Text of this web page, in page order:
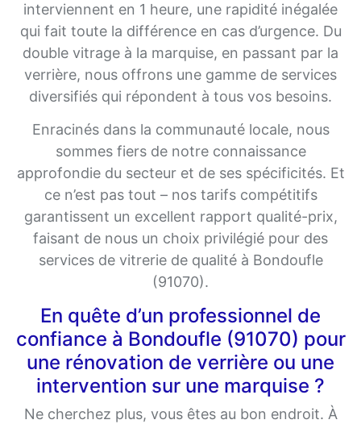
interviennent en 1 heure, une rapidité inégalée
qui fait toute la différence en cas d’urgence. Du
double vitrage à la marquise, en passant par la
verrière, nous offrons une gamme de services
diversifiés qui répondent à tous vos besoins.
Enracinés dans la communauté locale, nous
sommes fiers de notre connaissance
approfondie du secteur et de ses spécificités. Et
ce n’est pas tout – nos tarifs compétitifs
garantissent un excellent rapport qualité-prix,
faisant de nous un choix privilégié pour des
services de vitrerie de qualité à Bondoufle
(91070).
En quête d’un professionnel de
confiance à Bondoufle (91070) pour
une rénovation de verrière ou une
intervention sur une marquise ?
Ne cherchez plus, vous êtes au bon endroit. À